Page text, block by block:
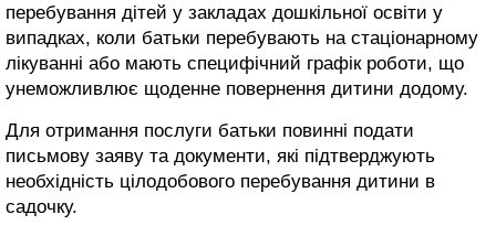
перебування дітей у закладах дошкільної освіти у
випадках, коли батьки перебувають на стаціонарному
лікуванні або мають специфічний графік роботи, що
унеможливлює щоденне повернення дитини додому.
Для отримання послуги батьки повинні подати
письмову заяву та документи, які підтверджують
необхідність цілодобового перебування дитини в
садочку.